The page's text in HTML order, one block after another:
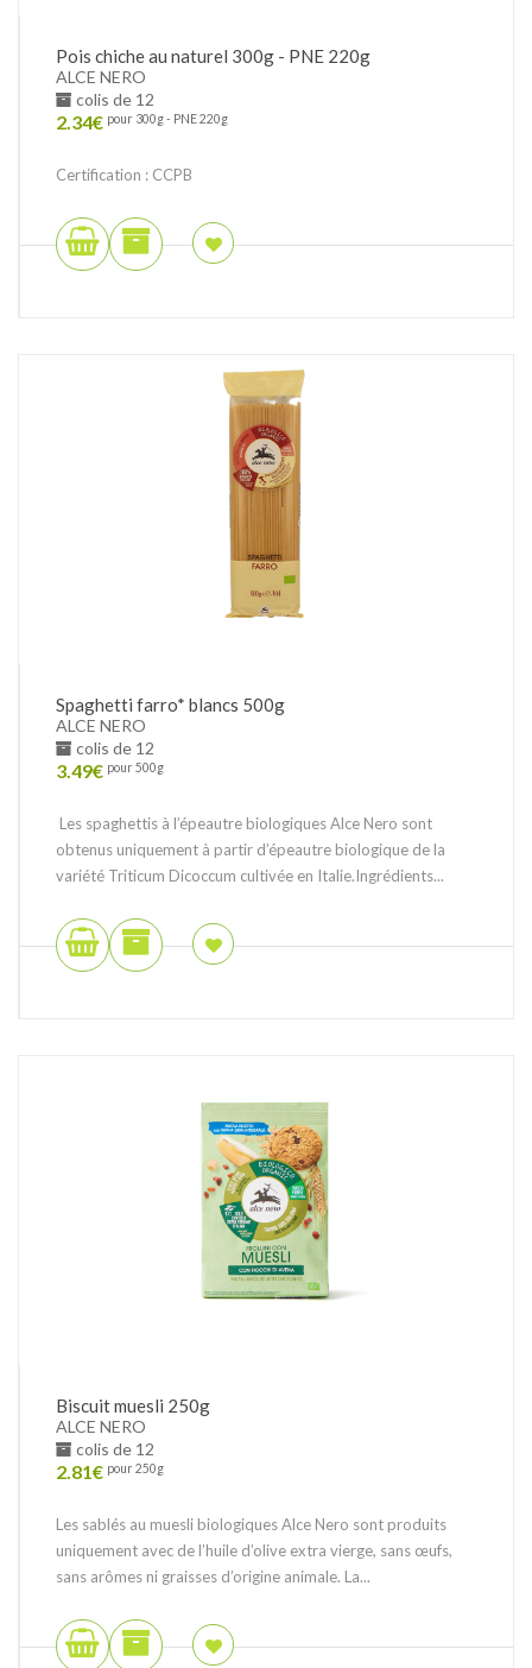
Pois chiche au naturel 300g - PNE 220g
ALCE NERO
colis de 12
2.34€ pour 300g - PNE 220g
Certification : CCPB
Spaghetti farro* blancs 500g
ALCE NERO
colis de 12
3.49€ pour 500g
Les spaghettis à l’épeautre biologiques Alce Nero sont
obtenus uniquement à partir d’épeautre biologique de la
variété Triticum Dicoccum cultivée en Italie.Ingrédients...
Biscuit muesli 250g
ALCE NERO
colis de 12
2.81€ pour 250g
Les sablés au muesli biologiques Alce Nero sont produits
uniquement avec de l’huile d’olive extra vierge, sans œufs,
sans arômes ni graisses d’origine animale. La...